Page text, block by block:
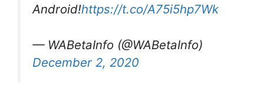
Android!https://t.co/A75i5hp7Wk
— WABetaInfo (@WABetaInfo)
December 2, 2020